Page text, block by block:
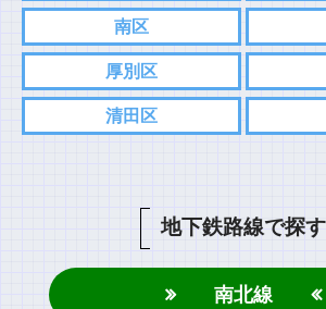
南区
厚別区
清田区
地下鉄路線で探す
南北線